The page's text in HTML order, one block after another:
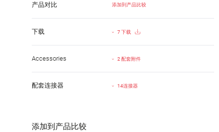
产品对比 添加到产品比较
下载 7 下载
Accessories 2 配套附件
配套连接器 14连接器
添加到产品比较